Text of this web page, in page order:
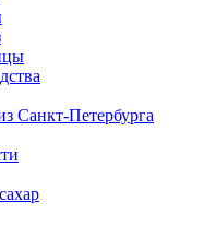
Санкт-Петербурга